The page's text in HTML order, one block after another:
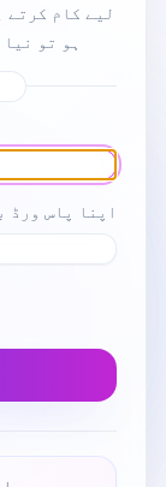
لیے کام کرتے
ہو تو
اپنا پاس ورڈ